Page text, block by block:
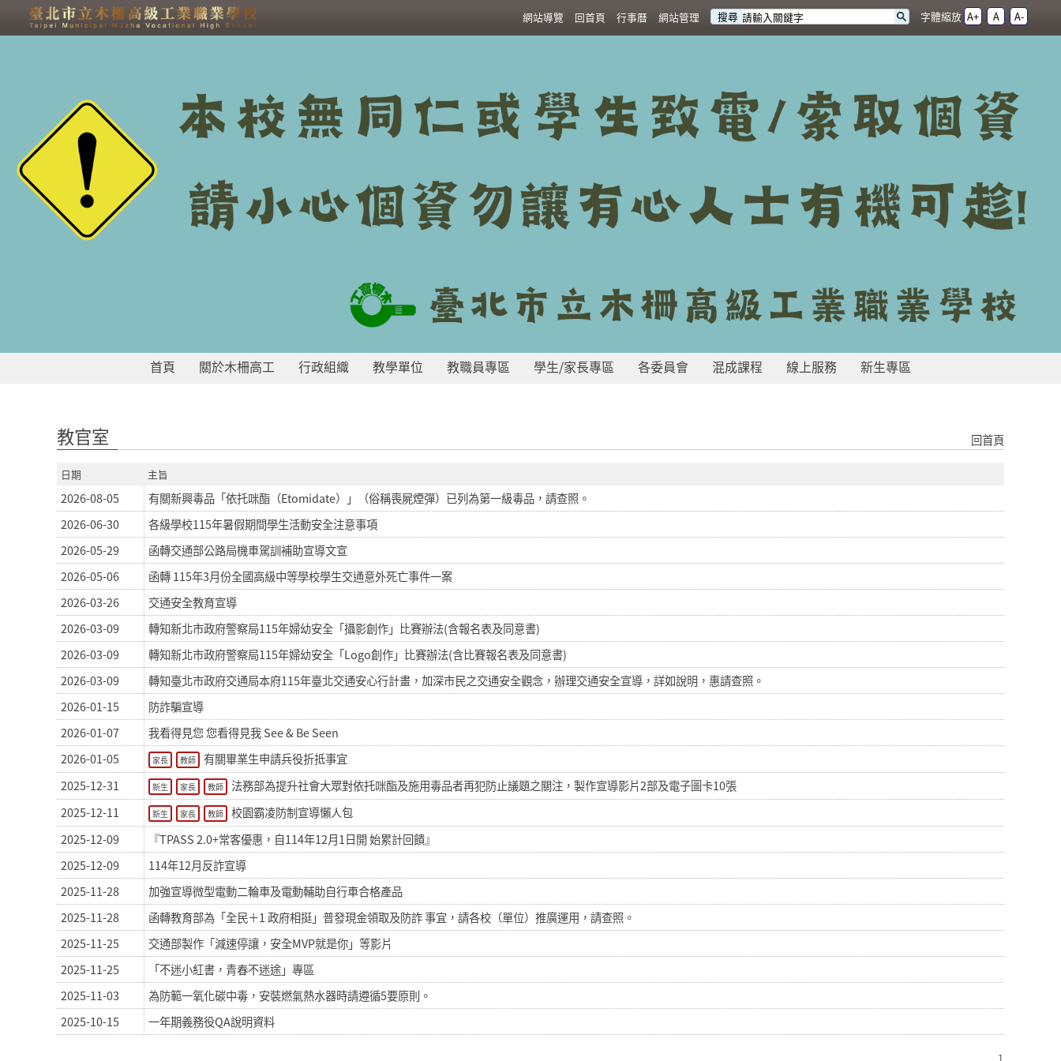
跳過上區塊
網站導覽 回首頁 行事曆 網站管理 搜尋 字體縮放 A+ A A-
教官室 - 臺北市立木柵高
首頁 關於木柵高工 行政組織 教學單位 教職員專區 學生/家長專區 各委員會 混成課程 線上服務
新生專區
教官室 回首頁
日期 主旨
2026-08-05
有關新興毒品「依托咪酯（Etomidate）」（俗稱喪屍煙彈）已列為第一級毒品，請查照。
2026-06-30
各級學校115年暑假期間學生活動安全注意事項
2026-05-29
函轉交通部公路局機車駕訓補助宣導文宣
2026-05-06
函轉 115年3月份全國高級中等學校學生交通意外死亡事件一案
2026-03-26
交通安全教育宣導
2026-03-09
轉知新北市政府警察局115年婦幼安全「攝影創作」比賽辦法(含報名表及同意書)
2026-03-09
轉知新北市政府警察局115年婦幼安全「Logo創作」比賽辦法(含比賽報名表及同意書)
2026-03-09
轉知臺北市政府交通局本府115年臺北交通安心行計畫，加深市民之交通安全觀念，辦理交通安全宣導，詳如說明，惠請查照。
2026-01-15
防詐騙宣導
2026-01-07
我看得見您 您看得見我 See & Be Seen
2026-01-05
家長 教師
有關畢業生申請兵役折抵事宜
2025-12-31
新生 家長 教師
法務部為提升社會大眾對依托咪酯及施用毒品者再犯防止議題之關注，製作宣導影片2部及電子圖卡10張
2025-12-11
新生 家長 教師
校園霸凌防制宣導懶人包
2025-12-09
『TPASS 2.0+常客優惠，自114年12月1日開 始累計回饋』
2025-12-09
114年12月反詐宣導
2025-11-28
加強宣導微型電動二輪車及電動輔助自行車合格產品
2025-11-28
函轉教育部為「全民＋1 政府相挺」普發現金領取及防詐 事宜，請各校（單位）推廣運用，請查照。
2025-11-25
交通部製作「減速停讓，安全MVP就是你」等影片
2025-11-25
「不迷小紅書，青春不迷途」專區
2025-11-03
為防範一氧化碳中毒，安裝燃氣熱水器時請遵循5要原則。
2025-10-15
一年期義務役QA說明資料